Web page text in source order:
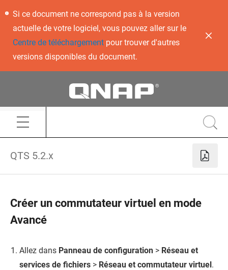
Si ce document ne correspond pas à la version
actuelle de votre logiciel, vous pouvez aller sur le
Centre de téléchargementpour trouver d'autres
versions disponibles du document.
QTS 5.2.x
Créer un commutateur virtuel en mode
Avancé
Allez dans Panneau de configuration > Réseau et
services de fichiers > Réseau et commutateur virtuel.